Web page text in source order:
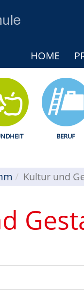
HOME
BERUF
Kultur und